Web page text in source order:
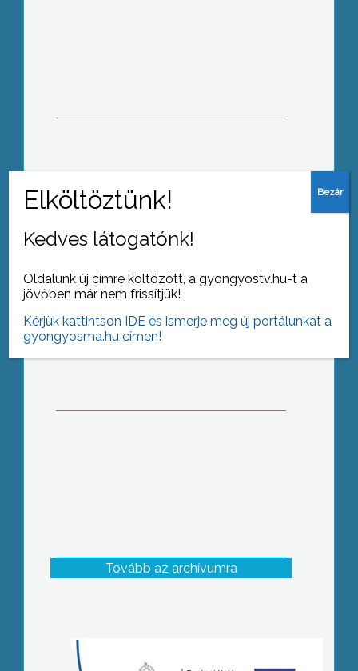
Dinnyeszezon
Tovább az archívumra
Kedves látogatónk!
Oldalunk új címre költözött, a gyongyostv.hu-t a
jövőben már nem frissítjük!
Kérjük kattintson IDE és ismerje meg új portálunkat a
gyongyosma.hu címen!